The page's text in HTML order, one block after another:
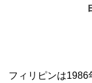
フィリピンは1986